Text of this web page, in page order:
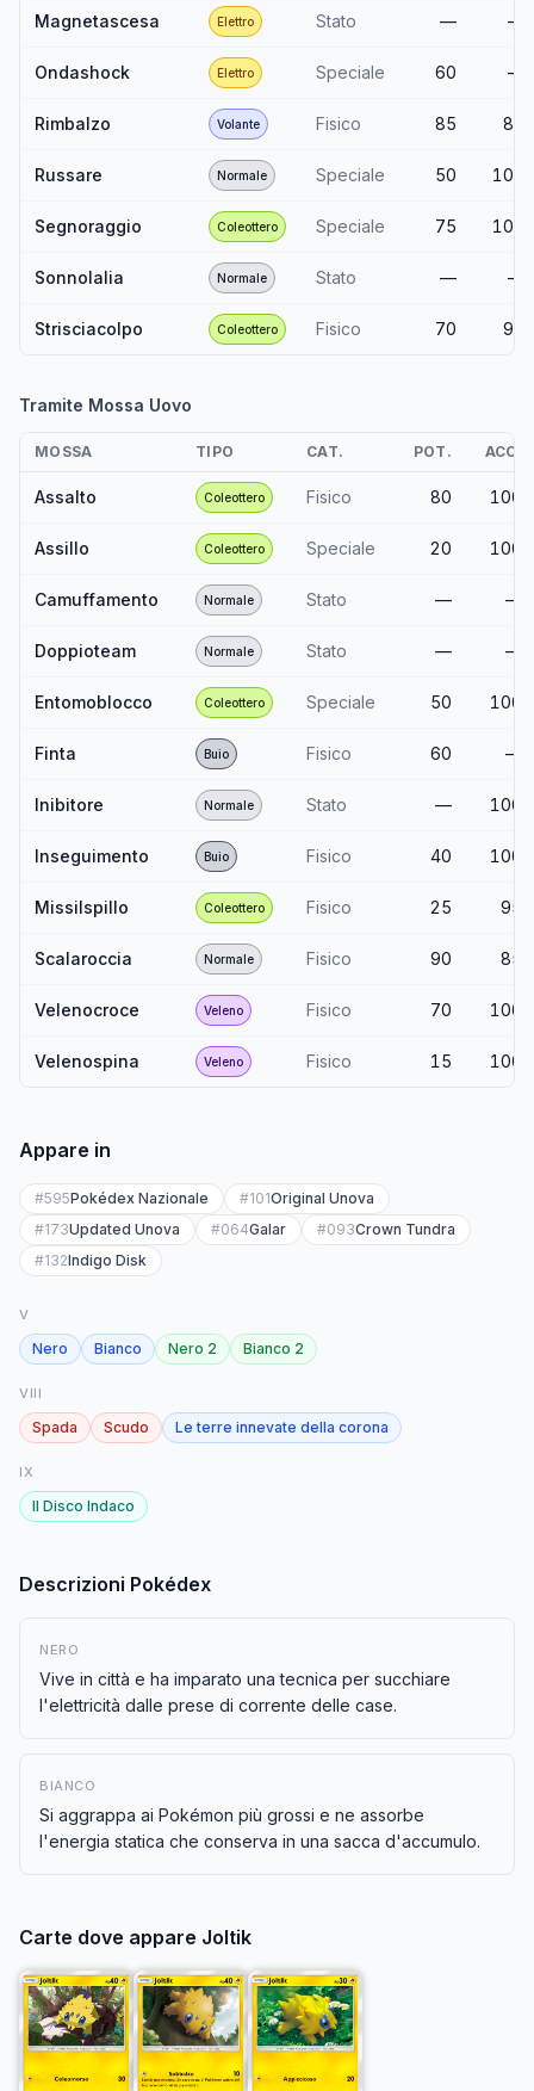
Magnetascesa Elettro Stato — —
Ondashock Elettro Speciale 60 —
Rimbalzo Volante Fisico 85 85
Russare Normale Speciale 50 100
Segnoraggio Coleottero Speciale 75 100
Sonnolalia Normale Stato — —
Strisciacolpo Coleottero Fisico 70 90
Tramite Mossa Uovo
MOSSA TIPO CAT. POT. ACC.
Assalto Coleottero Fisico 80 100
Assillo Coleottero Speciale 20 100
Camuffamento Normale Stato — —
Doppioteam Normale Stato — —
Entomoblocco Coleottero Speciale 50 100
Finta Buio Fisico 60 —
Inibitore Normale Stato — 100
Inseguimento Buio Fisico 40 100
Missilspillo Coleottero Fisico 25 95
Scalaroccia Normale Fisico 90 85
Velenocroce Veleno Fisico 70 100
Velenospina Veleno Fisico 15 100
Appare in
#595Pokédex Nazionale #101Original Unova
#173Updated Unova #064Galar #093Crown Tundra
#132Indigo Disk
V
Nero Bianco Nero 2 Bianco 2
VIII
Spada Scudo Le terre innevate della corona
IX
Il Disco Indaco
Descrizioni Pokédex
NERO
Vive in città e ha imparato una tecnica per succhiare
l'elettricità dalle prese di corrente delle case.
BIANCO
Si aggrappa ai Pokémon più grossi e ne assorbe
l'energia statica che conserva in una sacca d'accumulo.
Carte dove appare Joltik